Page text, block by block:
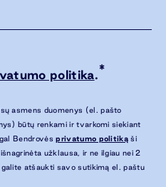
politika.*
asmens duomenys (el. pašto
būtų renkami ir tvarkomi siekiant
Bendrovėsprivatumo politiką ši
užklausa, ir ne ilgiau nei 2
atšaukti savo sutikimą el. paštu